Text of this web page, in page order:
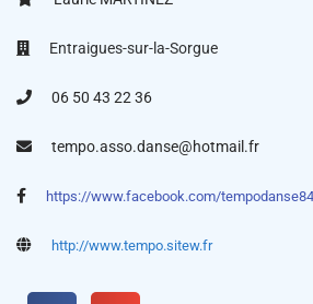
Entraigues-sur-la-Sorgue
06 50 43 22 36
tempo.asso.danse@hotmail.fr
https://www.facebook.com/
http://www.tempo.sitew.fr